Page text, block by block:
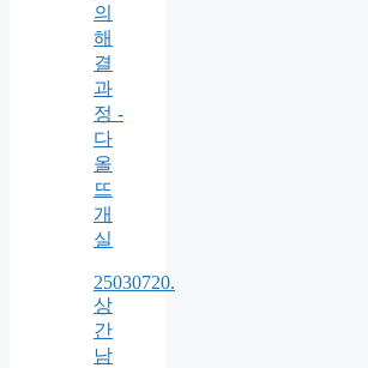
의
해
결
과
정 -
다
올
뜨
개
실
25030720.
상
간
남